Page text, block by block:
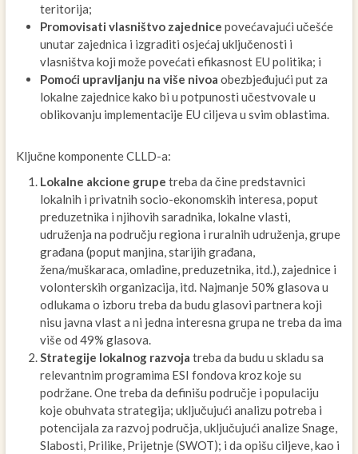
teritorija;
Promovisati vlasništvo zajednice povećavajući učešće
unutar zajednica i izgraditi osjećaj uključenosti i
vlasništva koji može povećati efikasnost EU politika; i
Pomoći upravljanju na više nivoa obezbjeđujući put za
lokalne zajednice kako bi u potpunosti učestvovale u
oblikovanju implementacije EU ciljeva u svim oblastima.
Ključne komponente CLLD-a:
Lokalne akcione grupe treba da čine predstavnici
lokalnih i privatnih socio-ekonomskih interesa, poput
preduzetnika i njihovih saradnika, lokalne vlasti,
udruženja na području regiona i ruralnih udruženja, grupe
građana (poput manjina, starijih građana,
žena/muškaraca, omladine, preduzetnika, itd.), zajednice i
volonterskih organizacija, itd. Najmanje 50% glasova u
odlukama o izboru treba da budu glasovi partnera koji
nisu javna vlast a ni jedna interesna grupa ne treba da ima
više od 49% glasova.
Strategije lokalnog razvoja treba da budu u skladu sa
relevantnim programima ESI fondova kroz koje su
podržane. One treba da definišu područje i populaciju
koje obuhvata strategija; uključujući analizu potreba i
potencijala za razvoj područja, uključujući analize Snage,
Slabosti, Prilike, Prijetnje (SWOT); i da opišu ciljeve, kao i